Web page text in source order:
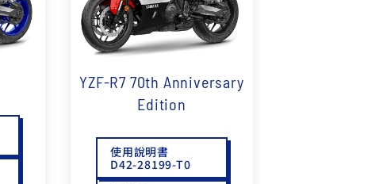
YZF-R7 70th Anniversary
Edition
使用說明書
D42-28199-T0